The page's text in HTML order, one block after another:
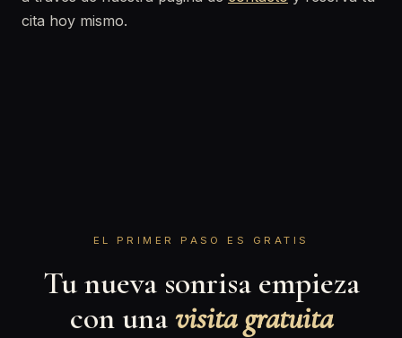
cita hoy mismo.
EL PRIMER PASO ES GRATIS
Tu nueva sonrisa empieza
con unavisita gratuita